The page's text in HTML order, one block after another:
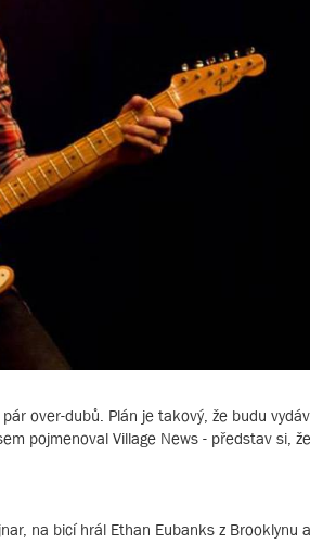
over-dubů. Plán je takový, že budu
pojmenoval Village News - představ si,
na bicí hrál Ethan Eubanks z Brooklynu